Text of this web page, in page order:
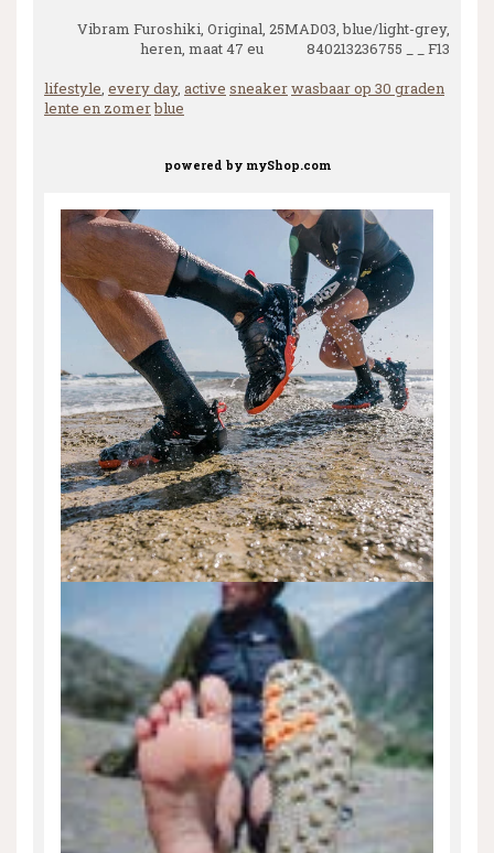
Vibram Furoshiki, Original, 25MAD03, blue/light-grey,
heren, maat 47 eu 840213236755 _ _ F13
lifestyle, every day, active sneakerwasbaar op 30 graden
lente en zomerblue
powered by myShop.com